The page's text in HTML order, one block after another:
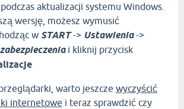
aktualizacji systemu Windows.
wersję, możesz wymusić
w START-> Ustawienia->
i kliknij przycisk
warto jeszcze wyczyścić
internetowe i teraz sprawdzić czy